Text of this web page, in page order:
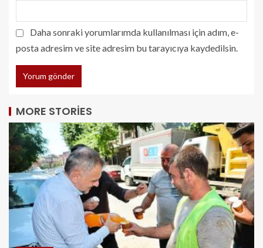
Daha sonraki yorumlarımda kullanılması için adım, e-
posta adresim ve site adresim bu tarayıcıya kaydedilsin.
MORE STORIES